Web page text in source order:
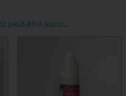
peut-être aussi…